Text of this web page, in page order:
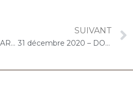
29 décembre 2020 – ARPAVIE Anne de Bretagne (Les Mureaux) : Concert « Cello Solo »
SUIVANT
31 décembre 2020 – DOMITYS Le Moulin des Bruyères (Corbeil-Essonnes) : Concert « Cello Solo »